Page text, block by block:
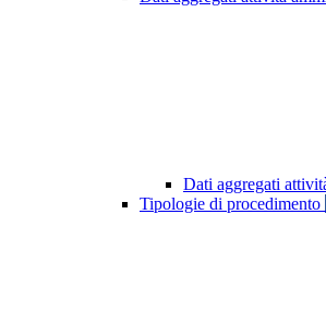
Dati aggregati
Tipologie di procedimento